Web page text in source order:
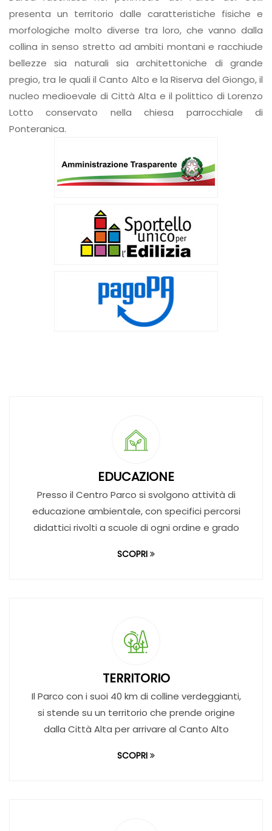
collina in senso stretto ad ambiti montani e racchiude
bellezze sia naturali sia architettoniche di grande
pregio, tra le quali il Canto Alto e la Riserva del Giongo, il
nucleo medioevale di Città Alta e il polittico di Lorenzo
Lotto conservato nella chiesa parrocchiale di
Ponteranica.
EDUCAZIONE
Presso il Centro Parco si svolgono attività di
educazione ambientale, con specifici percorsi
didattici rivolti a scuole di ogni ordine e grado
SCOPRI
TERRITORIO
Il Parco con i suoi 40 km di colline verdeggianti,
si stende su un territorio che prende origine
dalla Città Alta per arrivare al Canto Alto
SCOPRI